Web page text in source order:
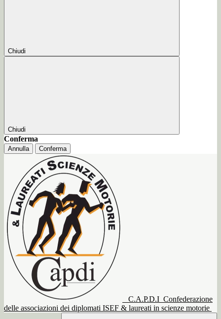
Chiudi
Chiudi
Conferma
Annulla Conferma
C.A.P.D.I Confederazione
delle associazioni dei diplomati ISEF & laureati in scienze motorie